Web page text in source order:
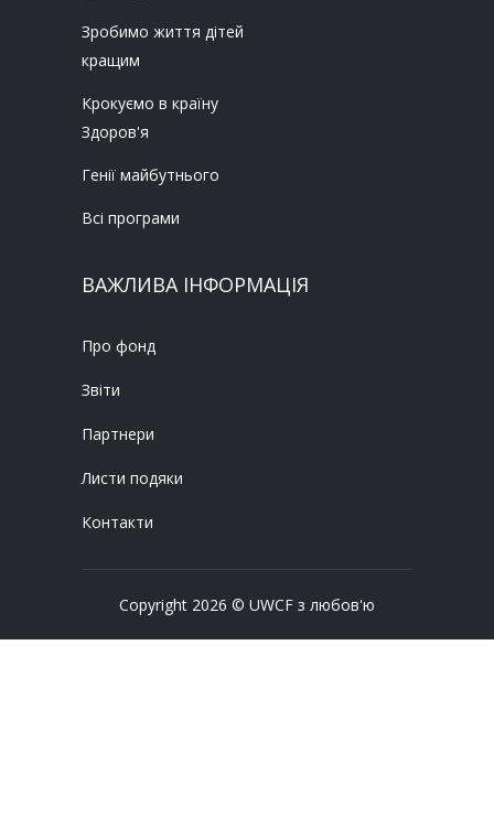
Зробимо життя дітей
кращим
Крокуємо в країну
Здоров'я
Генії майбутнього
Всі програми
ВАЖЛИВА ІНФОРМАЦІЯ
Про фонд
Звіти
Партнери
Листи подяки
Контакти
Copyright 2026 © UWCF з любов'ю